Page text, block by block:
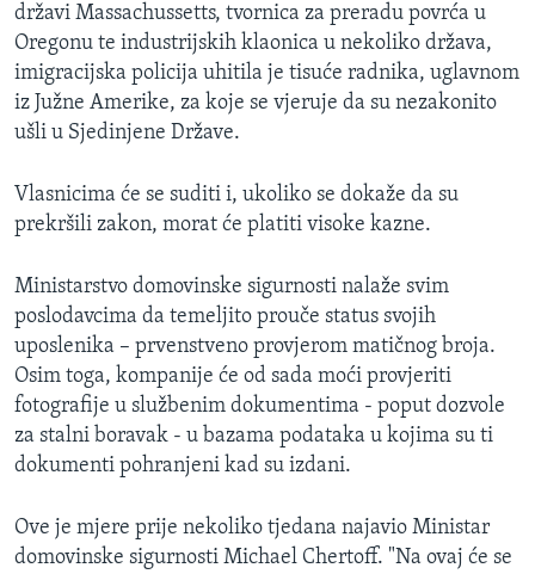
Jezici
državi Massachussetts, tvornica za preradu povrća u
Oregonu te industrijskih klaonica u nekoliko država,
imigracijska policija uhitila je tisuće radnika, uglavnom
iz Južne Amerike, za koje se vjeruje da su nezakonito
ušli u Sjedinjene Države.
Vlasnicima će se suditi i, ukoliko se dokaže da su
prekršili zakon, morat će platiti visoke kazne.
Ministarstvo domovinske sigurnosti nalaže svim
poslodavcima da temeljito prouče status svojih
uposlenika – prvenstveno provjerom matičnog broja.
Osim toga, kompanije će od sada moći provjeriti
fotografije u službenim dokumentima - poput dozvole
za stalni boravak - u bazama podataka u kojima su ti
dokumenti pohranjeni kad su izdani.
Ove je mjere prije nekoliko tjedana najavio Ministar
domovinske sigurnosti Michael Chertoff. "Na ovaj će se